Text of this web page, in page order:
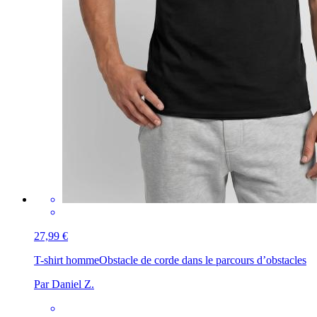
27,99 €
T-shirt hommeObstacle de corde dans le parcours d’obstacles
Par Daniel Z.